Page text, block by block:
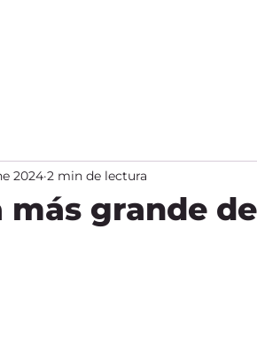
más grande
2024 2 min de lectura